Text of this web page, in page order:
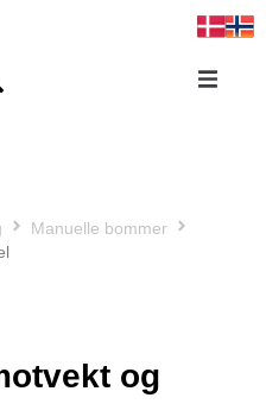
Manuelle bommer
og